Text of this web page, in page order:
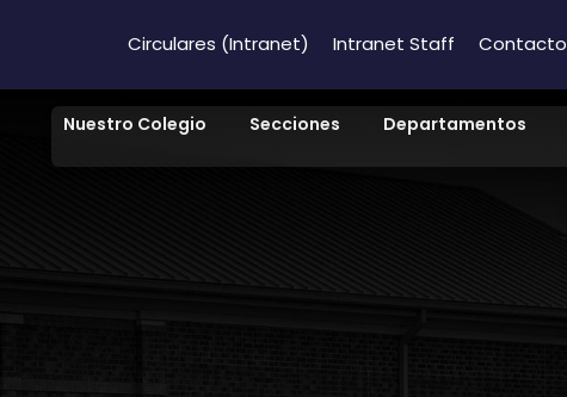
Circulares (Intranet) Intranet Staff Contacto
Nuestro Colegio Secciones Departamentos